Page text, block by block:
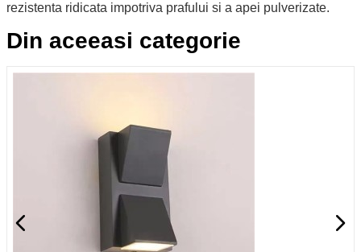
rezistenta ridicata impotriva prafului si a apei pulverizate.
Din aceeasi categorie